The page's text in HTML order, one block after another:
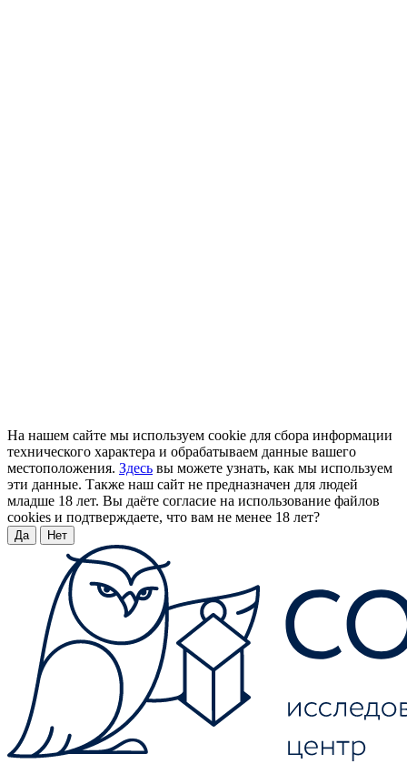
На нашем сайте мы используем cookie для сбора информации
технического характера и обрабатываем данные вашего
местоположения. Здесь вы можете узнать, как мы используем
эти данные. Также наш сайт не предназначен для людей
младше 18 лет. Вы даёте согласие на использование файлов
cookies и подтверждаете, что вам не менее 18 лет?
Да Нет